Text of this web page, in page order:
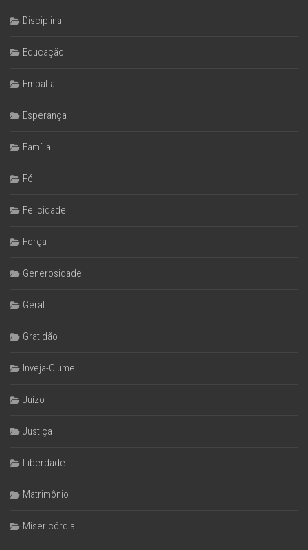
Disciplina
Educação
Empatia
Esperança
Família
Fé
Felicidade
Força
Generosidade
Geral
Gratidão
Inveja-Ciúme
Juízo
Justiça
Liberdade
Matrimônio
Misericórdia